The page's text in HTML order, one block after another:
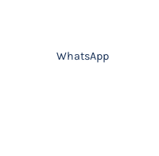
WhatsApp